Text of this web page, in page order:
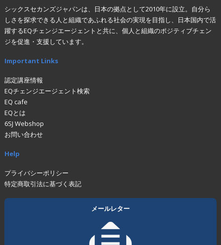
シックスセカンズジャパンは、日本の拠点として2010年に設立。自分ら
しさを探求できる人と組織であふれる社会の実現を目指し、日本国内で活
躍するEQチェンジエージェントと共に、個人と組織のポジティブチェン
ジを促進・支援しています。
Important Links
認定講座情報
EQチェンジエージェント検索
EQ cafe
EQとは
6SJ Webshop
お問い合わせ
Help
プライバシーポリシー
特定商取引法に基づく表記
メールレター